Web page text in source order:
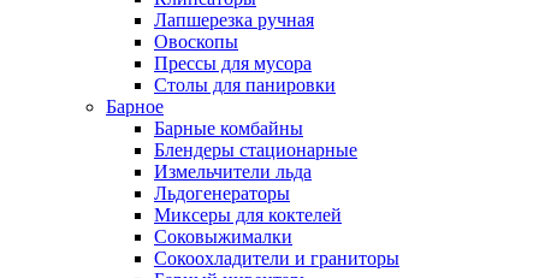
Лапшерезка ручная
Овоскопы
Прессы для мусора
Столы для панировки
Барное
Барные комбайны
Блендеры стационарные
Измельчители льда
Льдогенераторы
Миксеры для коктелей
Соковыжималки
Сокоохладители и граниторы